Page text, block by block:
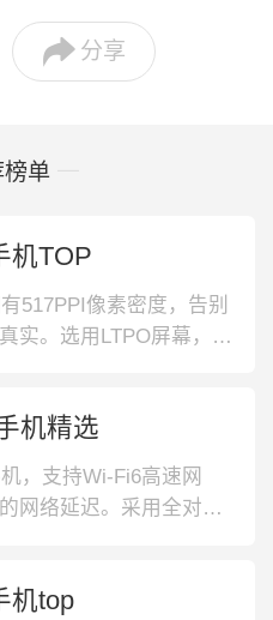
 分享
单
机TOP
517PPI像素密度，告别
实。选用LTPO屏幕，稳
功能，操控更加简单，
为 双快充 手机，支持双
机精选
，支持Wi-Fi6高速网
网络延迟。采用全对称
戏体验。内置144Hz三
机top